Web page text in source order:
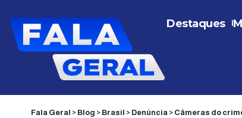
Destaques
Fala Geral > Blog > Brasil > Denúncia > Câmeras do